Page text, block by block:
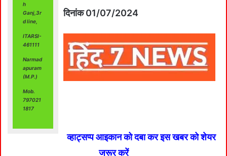
h
Ganj,3r
d line,
ITARSI-
461111
Narmad
apuram
(M.P.)
Mob.
797021
1817
दिनांक 01/07/2024
व्हाट्सप्प आइकान को दबा कर इस खबर को शेयर
जरूर करें